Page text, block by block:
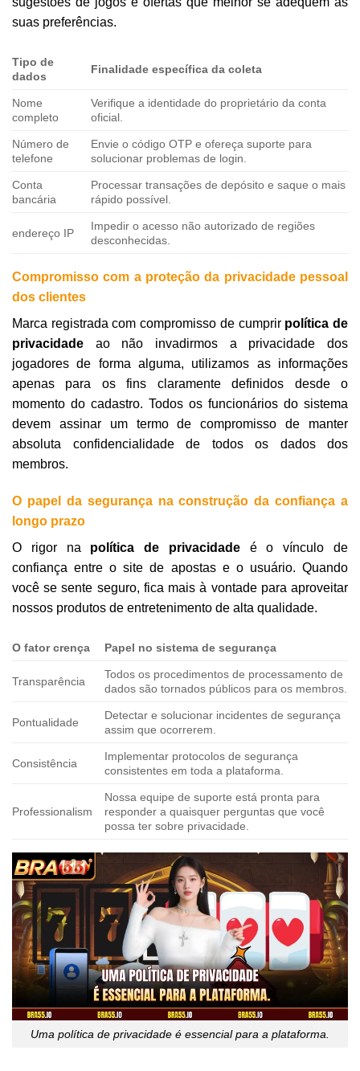
suas preferências.
Tipo de
dados
Finalidade específica da coleta
Nome
completo
Verifique a identidade do proprietário da conta
oficial.
Número de
telefone
Envie o código OTP e ofereça suporte para
solucionar problemas de login.
Conta
bancária
Processar transações de depósito e saque o mais
rápido possível.
endereço IP
Impedir o acesso não autorizado de regiões
desconhecidas.
Compromisso com a proteção da privacidade pessoal
dos clientes
Marca registrada com compromisso de cumprir política de
privacidade ao não invadirmos a privacidade dos
jogadores de forma alguma, utilizamos as informações
apenas para os fins claramente definidos desde o
momento do cadastro. Todos os funcionários do sistema
devem assinar um termo de compromisso de manter
absoluta confidencialidade de todos os dados dos
membros.
O papel da segurança na construção da confiança a
longo prazo
O rigor na política de privacidade é o vínculo de
confiança entre o site de apostas e o usuário. Quando
você se sente seguro, fica mais à vontade para aproveitar
nossos produtos de entretenimento de alta qualidade.
O fator crença Papel no sistema de segurança
Transparência
Todos os procedimentos de processamento de
dados são tornados públicos para os membros.
Pontualidade
Detectar e solucionar incidentes de segurança
assim que ocorrerem.
Consistência
Implementar protocolos de segurança
consistentes em toda a plataforma.
Professionalism
Nossa equipe de suporte está pronta para
responder a quaisquer perguntas que você
possa ter sobre privacidade.
Uma política de privacidade é essencial para a plataforma.